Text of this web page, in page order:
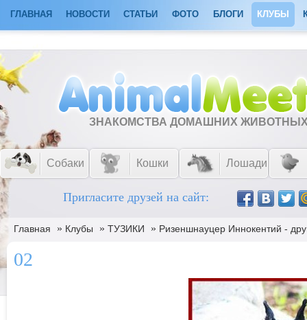
ГЛАВНАЯ НОВОСТИ СТАТЬИ ФОТО БЛОГИ КЛУБЫ
ЗНАКОМСТВА ДОМАШНИХ
Собаки Кошки Лошади
Пригласите друзей на сайт:
Главная » Клубы » ТУЗИКИ » Ризеншнауцер Иннокентий -
02